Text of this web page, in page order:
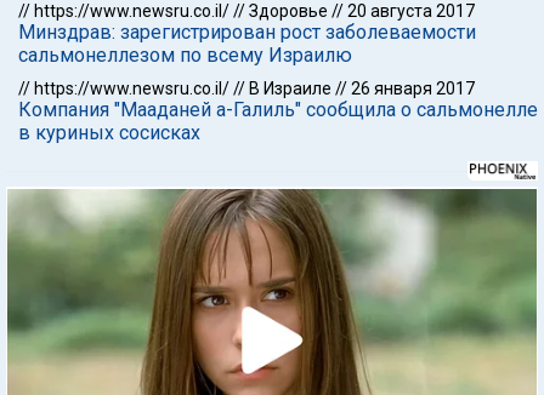
// https://www.newsru.co.il///Здоровье //20 августа 2017
Минздрав: зарегистрирован рост заболеваемости
сальмонеллезом по всему Израилю
// https://www.newsru.co.il/// В Израиле //26 января 2017
Компания "Мааданей а-Галиль" сообщила о сальмонелле
в куриных сосисках